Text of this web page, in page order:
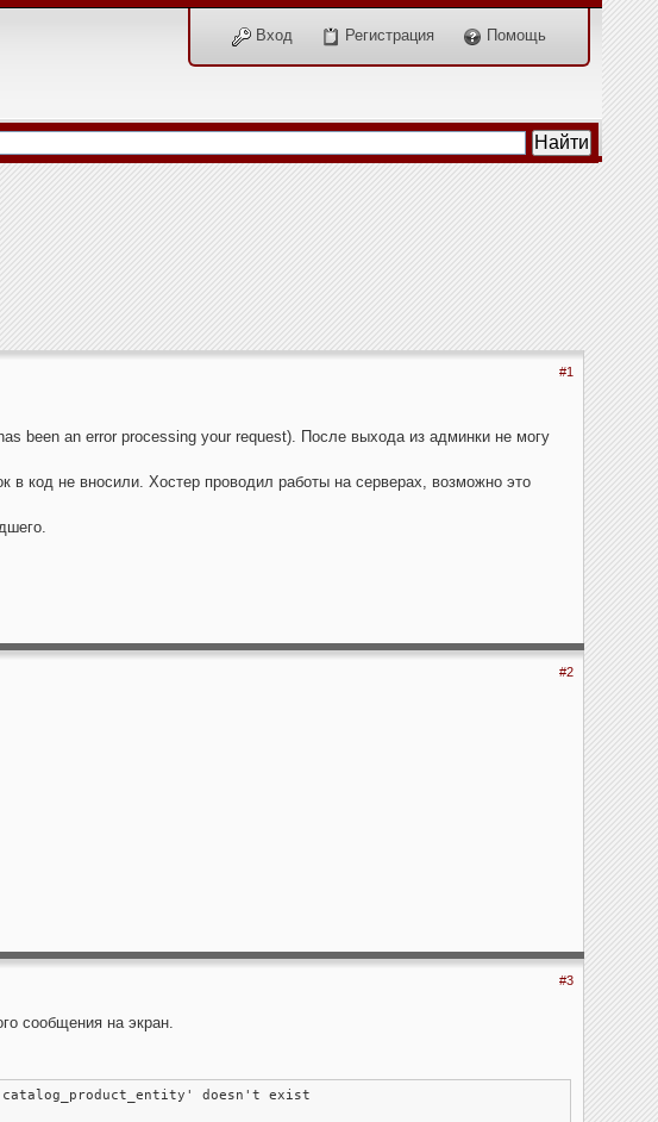
Вход Регистрация Помощь
#1
been an error processing your request). После выхода из админки не могу
код не вносили. Хостер проводил работы на серверах, возможно это
#2
#3
сообщения на экран.
doesn't exist